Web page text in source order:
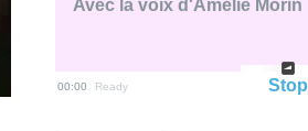
Avec la voix d'Amélie Morin
00:00 Ready Stop